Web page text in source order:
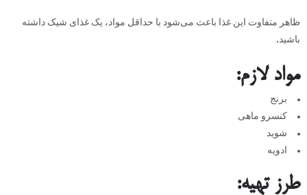
ظاهر متفاوت این غذا باعث می‌شود با حداقل مواد، یک غذای شیک داشته
باشید.
مواد لازم:
برنج
کنسرو ماهی
شوید
ادویه
طرز تهیه: